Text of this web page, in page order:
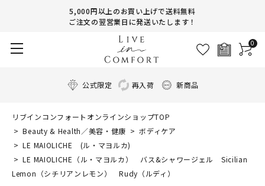
5,000円以上のお買い上げで送料無料
ご注文の翌営業日に発送いたします！
0
公式限定 再入荷 新商品
リブインコンフォートオンラインショップTOP
Beauty & Health／美容・健康
ボディケア
LE MAIOLICHE (ル・マヨルカ)
LE MAIOLICHE（ル・マヨルカ） バス&シャワージェル Sicilian
Lemon（シチリアンレモン） Rudy（ルディ）